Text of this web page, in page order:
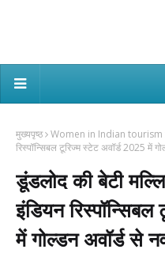
मुख्यपृष्ठ Women in Indian tourism
रिस्पॉन्सिबल टूरिज्म स्टेट अवॉर्ड 2025 में
डूंडलोद की बेटी
इंडियन
में गोल्डन अवॉर्ड से